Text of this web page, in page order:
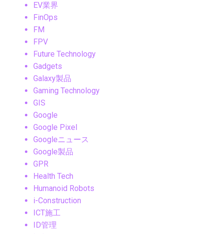
EV業界
FinOps
FM
FPV
Future Technology
Gadgets
Galaxy製品
Gaming Technology
GIS
Google
Google Pixel
Googleニュース
Google製品
GPR
Health Tech
Humanoid Robots
i-Construction
ICT施工
ID管理